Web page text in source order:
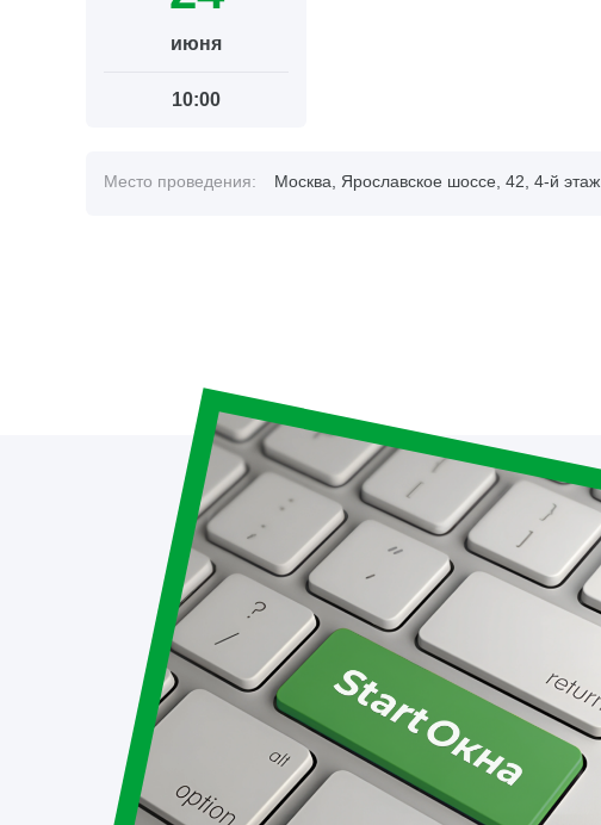
июня
10:00
Место проведения: Москва, Ярославское шоссе, 42, 4-й этаж.